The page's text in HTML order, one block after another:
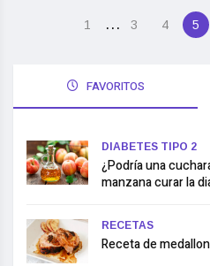
1 … 3 4 5
FAVORITOS
DIABETES TIPO 2
¿Podría una
manzana curar la
RECETAS
Receta de